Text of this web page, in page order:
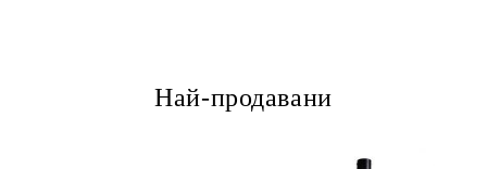
Най-продавани